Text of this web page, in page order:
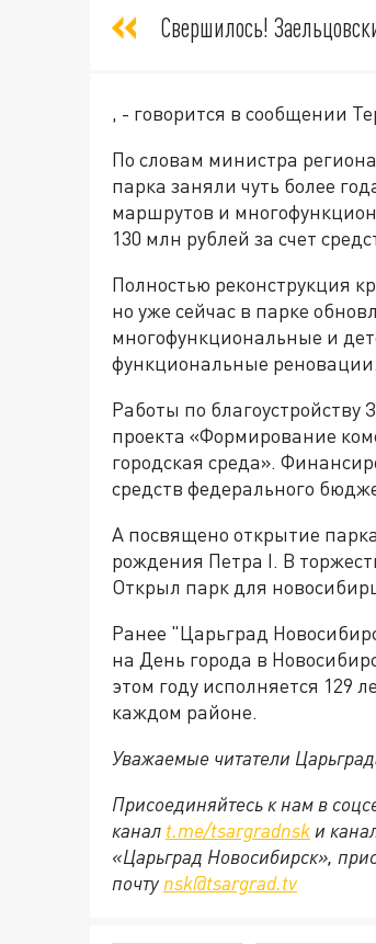
Свершилось!
, - говорится в сообщении
По словам министра
парка заняли чуть более
маршрутов и
130 млн рублей за счет
Полностью реконструкция
но уже сейчас в парке
многофункциональные и
функциональные реновации.
Работы по благоустройству
проекта «Формирование
городская среда».
средств федерального
А посвящено открытие
рождения Петра I. В
Открыл парк для
Ранее "Царьград
на День города в
этом году исполняется 129
каждом районе.
Уважаемые читатели
Присоединяйтесь к нам в
канал t.me/tsargradnsk и
«Царьград Новосибирск»,
почту nsk@tsargrad.tv